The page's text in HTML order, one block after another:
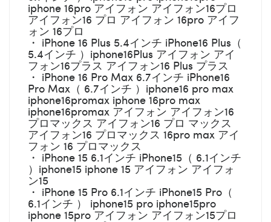
iphone 16pro アイフォン アイフォン16プロ
アイフォン16 プロ アイフォン 16pro アイフ
ォン 16プロ
・ iPhone 16 Plus 5.4インチ iPhone16 Plus（
5.4インチ ）iphone16Plus アイフォン アイ
フォン16プラス アイフォン16 Plus プラス
・ iPhone 16 Pro Max 6.7インチ iPhone16
Pro Max（ 6.7インチ ）iphone16 pro max
iphone16promax iphone 16pro max
iphone16promax アイフォン アイフォン16
プロマックス アイフォン16 プロ マックス
アイフォン16 プロマックス 16pro max アイ
フォン 16 プロマックス
・ iPhone 15 6.1インチ iPhone15（ 6.1インチ
）iphone15 iphone 15 アイフォン アイフォ
ン15
・ iPhone 15 Pro 6.1インチ iPhone15 Pro（
6.1インチ ） iphone15 pro iphone15pro
iphone 15pro アイフォン アイフォン15プロ